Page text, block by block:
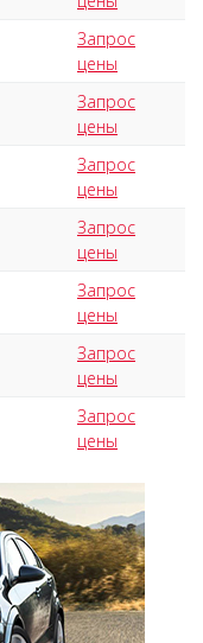
Запрос
цены
Запрос
цены
Запрос
цены
Запрос
цены
Запрос
цены
Запрос
цены
Запрос
цены